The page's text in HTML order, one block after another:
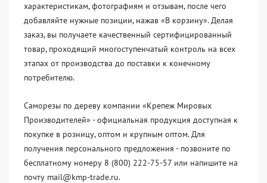
характеристикам, фотографиям и отзывам, после чего
добавляйте нужные позиции, нажав «В корзину». Делая
заказ, вы получаете качественный сертифицированный
товар, проходящий многоступенчатый контроль на всех
этапах от производства до поставки к конечному
потребителю.
Саморезы по дереву компании «Крепеж Мировых
Производителей» - официальная продукция доступная к
покупке в розницу, оптом и крупным оптом. Для
получения персонального предложения - позвоните по
бесплатному номеру 8 (800) 222-75-57 или напишите на
почту mail@kmp-trade.ru.